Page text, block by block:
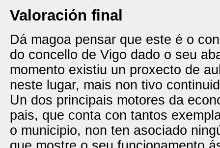
Valoración final
Dá magoa pensar que este é o
do concello de Vigo dado o seu
momento existiu un proxecto de
neste lugar, mais non tivo
Un dos principais motores da
pais, que conta con tantos
o municipio, non ten asociado